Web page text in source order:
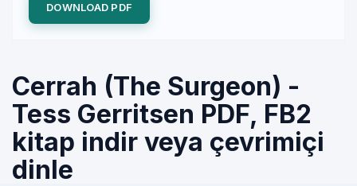
DOWNLOAD PDF
Cerrah (The Surgeon) -
Tess Gerritsen PDF, FB2
kitap indir veya çevrimiçi
dinle